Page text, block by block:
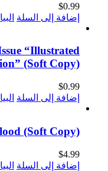
$0.99
إضافة إلى السلة
“Illustrated
(Soft Copy)
$0.99
إضافة إلى السلة
(Soft Copy)
$4.99
إضافة إلى السلة